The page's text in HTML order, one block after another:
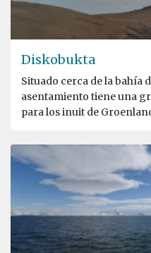
Diskobukta
Situado cerca de la bahía
asentamiento tiene una
para los inuit de